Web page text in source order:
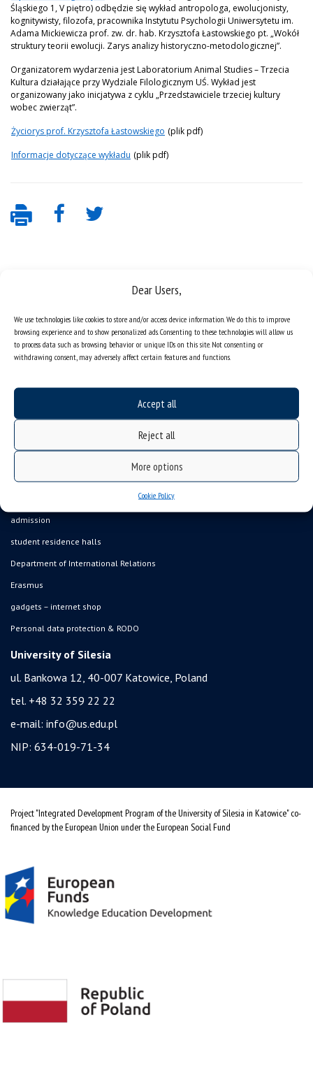
Dear Users,
We use technologies like cookies to store and/or access device information. We do this to improve
browsing experience and to show personalized ads. Consenting to these technologies will allow us
to process data such as browsing behavior or unique IDs on this site. Not consenting or
withdrawing consent, may adversely affect certain features and functions.
Accept all
Reject all
More options
Cookie Policy
Śląskiego 1, V piętro) odbędzie się wykład antropologa, ewolucjonisty,
kognitywisty, filozofa, pracownika Instytutu Psychologii Uniwersytetu im.
Adama Mickiewicza prof. zw. dr. hab. Krzysztofa Łastowskiego pt. „Wokół
struktury teorii ewolucji. Zarys analizy historyczno-metodologicznej”.
Organizatorem wydarzenia jest Laboratorium Animal Studies – Trzecia
Kultura działające przy Wydziale Filologicznym UŚ. Wykład jest
organizowany jako inicjatywa z cyklu „Przedstawiciele trzeciej kultury
wobec zwierząt”.
Życiorys prof. Krzysztofa Łastowskiego (plik pdf)
Informacje dotyczące wykładu (plik pdf)
Data availability statement
job offers
organization of the academic year
USOSweb
online application system
admission
student residence halls
Department of International Relations
Erasmus
gadgets – internet shop
Personal data protection & RODO
University of Silesia
ul. Bankowa 12, 40-007 Katowice, Poland
tel. +48 32 359 22 22
e-mail: info@us.edu.pl
NIP: 634-019-71-34
Project "Integrated Development Program of the University of Silesia in Katowice" co-
financed by the European Union under the European Social Fund